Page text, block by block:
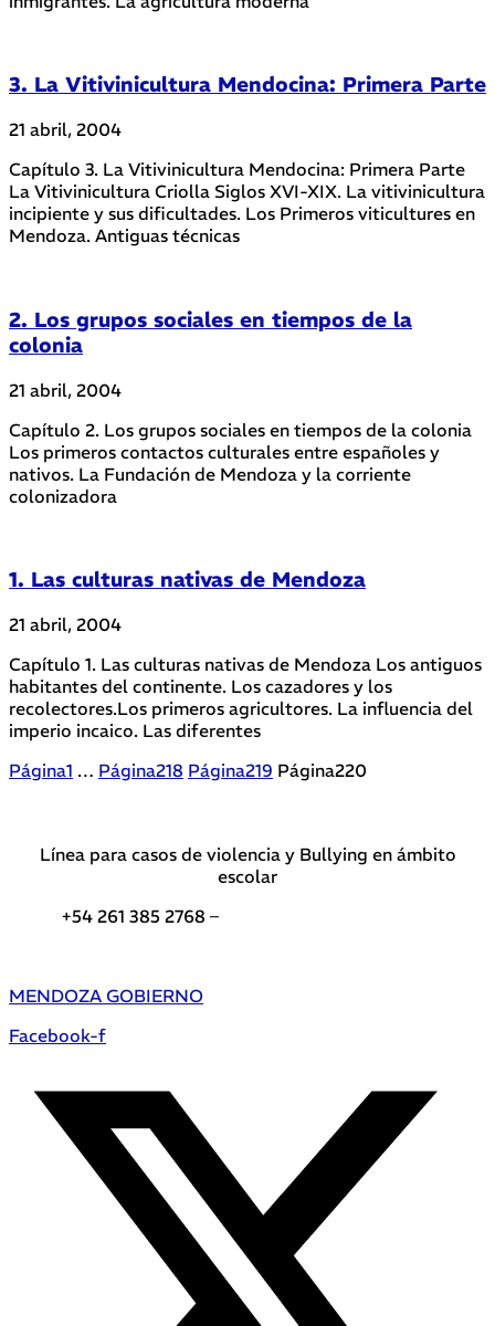
3. La Vitivinicultura Mendocina: Primera Parte
21 abril, 2004
Capítulo 3. La Vitivinicultura Mendocina: Primera Parte
La Vitivinicultura Criolla Siglos XVI-XIX. La vitivinicultura
incipiente y sus dificultades. Los Primeros viticultures en
Mendoza. Antiguas técnicas
2. Los grupos sociales en tiempos de la
colonia
21 abril, 2004
Capítulo 2. Los grupos sociales en tiempos de la colonia
Los primeros contactos culturales entre españoles y
nativos. La Fundación de Mendoza y la corriente
colonizadora
1. Las culturas nativas de Mendoza
21 abril, 2004
Capítulo 1. Las culturas nativas de Mendoza Los antiguos
habitantes del continente. Los cazadores y los
recolectores.Los primeros agricultores. La influencia del
imperio incaico. Las diferentes
Página1 … Página218 Página219 Página220
Línea para casos de violencia y Bullying en ámbito
escolar
+54 261 385 2768 –
MENDOZA GOBIERNO
Facebook-f